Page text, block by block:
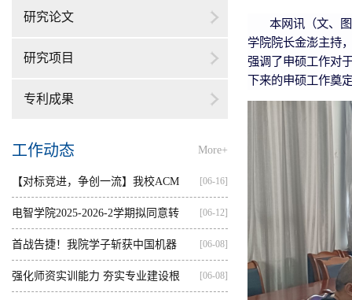
研究论文
研究项目
专利成果
工作动态 More+
【对标竞进，争创一流】我校ACM
集训...
[06-16]
电智学院2025-2026-2学期拟同意转
出...
[06-12]
首战告捷！我院学子斩获中国机器
人...
[06-08]
强化师资实训能力 夯实专业建设根 [06-08]
本网讯（文、图
学院院长金澎主持
强调了申硕工作对
下来的申硕工作奠